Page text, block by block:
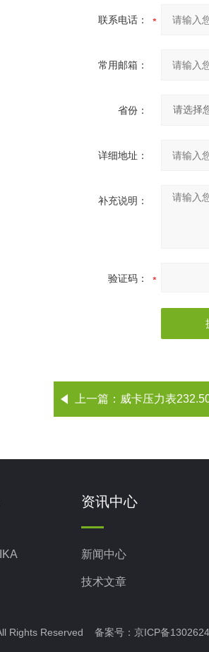
联系电话：
常用邮箱：
省份：
详细地址：
补充说明：
验证码：
上一篇： 威卡压力表
资讯中心
新闻中心
技术文章
Rights Reserved 备案号： 京ICP备